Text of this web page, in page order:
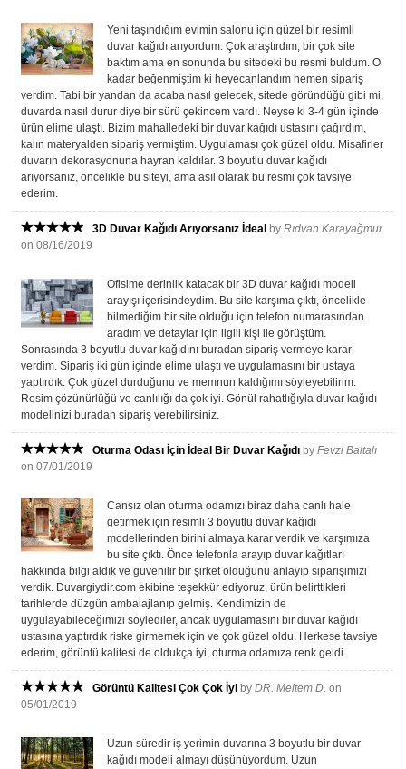
Yeni taşındığım evimin salonu için güzel bir resimli
duvar kağıdı arıyordum. Çok araştırdım, bir çok site
baktım ama en sonunda bu sitedeki bu resmi buldum. O
kadar beğenmiştim ki heyecanlandım hemen sipariş
verdim. Tabi bir yandan da acaba nasıl gelecek, sitede göründüğü gibi mi,
duvarda nasıl durur diye bir sürü çekincem vardı. Neyse ki 3-4 gün içinde
ürün elime ulaştı. Bizim mahalledeki bir duvar kağıdı ustasını çağırdım,
kalın materyalden sipariş vermiştim. Uygulaması çok güzel oldu. Misafirler
duvarın dekorasyonuna hayran kaldılar. 3 boyutlu duvar kağıdı
arıyorsanız, öncelikle bu siteyi, ama asıl olarak bu resmi çok tavsiye
ederim.
3D Duvar Kağıdı Arıyorsanız İdeal byRıdvan Karayağmur
on 08/16/2019
Ofisime derinlik katacak bir 3D duvar kağıdı modeli
arayışı içerisindeydim. Bu site karşıma çıktı, öncelikle
bilmediğim bir site olduğu için telefon numarasından
aradım ve detaylar için ilgili kişi ile görüştüm.
Sonrasında 3 boyutlu duvar kağıdını buradan sipariş vermeye karar
verdim. Sipariş iki gün içinde elime ulaştı ve uygulamasını bir ustaya
yaptırdık. Çok güzel durduğunu ve memnun kaldığımı söyleyebilirim.
Resim çözünürlüğü ve canlılığı da çok iyi. Gönül rahatlığıyla duvar kağıdı
modelinizi buradan sipariş verebilirsiniz.
Oturma Odası İçin İdeal Bir Duvar Kağıdı byFevzi Baltalı
on 07/01/2019
Cansız olan oturma odamızı biraz daha canlı hale
getirmek için resimli 3 boyutlu duvar kağıdı
modellerinden birini almaya karar verdik ve karşımıza
bu site çıktı. Önce telefonla arayıp duvar kağıtları
hakkında bilgi aldık ve güvenilir bir şirket olduğunu anlayıp siparişimizi
verdik. Duvargiydir.com ekibine teşekkür ediyoruz, ürün belirttikleri
tarihlerde düzgün ambalajlanıp gelmiş. Kendimizin de
uygulayabileceğimizi söylediler, ancak uygulamasını bir duvar kağıdı
ustasına yaptırdık riske girmemek için ve çok güzel oldu. Herkese tavsiye
ederim, görüntü kalitesi de oldukça iyi, oturma odamıza renk geldi.
Görüntü Kalitesi Çok Çok İyi byDR. Meltem D. on
05/01/2019
Uzun süredir iş yerimin duvarına 3 boyutlu bir duvar
kağıdı modeli almayı düşünüyordum. Uzun